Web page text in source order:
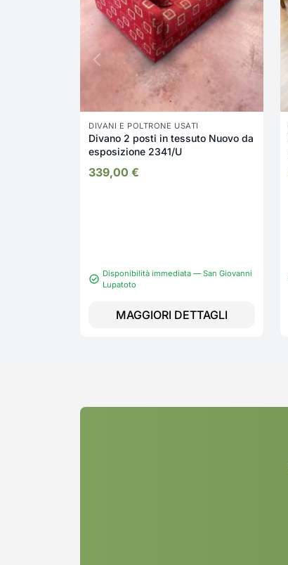
DIVANI E POLTRONE USATI
Divano 2 posti in tessuto Nuovo da
esposizione 2341/U
339,00 €
Disponibilità immediata — San Giovanni
Lupatoto
MAGGIORI DETTAGLI